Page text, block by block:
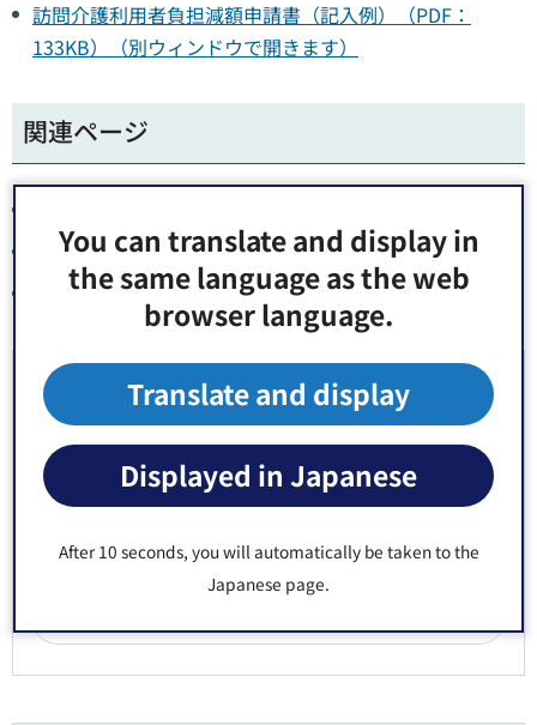
You can translate and display in
the same language as the web
browser language.
Translate and display
Displayed in Japanese
After 10 seconds, you will automatically be taken to the
Japanese page.
訪問介護利用者負担減額申請書（記入例）（PDF：
133KB）（別ウィンドウで開きます）
関連ページ
介護保険給付サービスの種類
介護保険負担割合証の交付
お問い合わせ先
福祉部 介護保険課 給付係 窓口：区役所3階2番
郵便番号135-8383 東京都江東区東陽4丁目11番28号
Fax：03-3647-9466